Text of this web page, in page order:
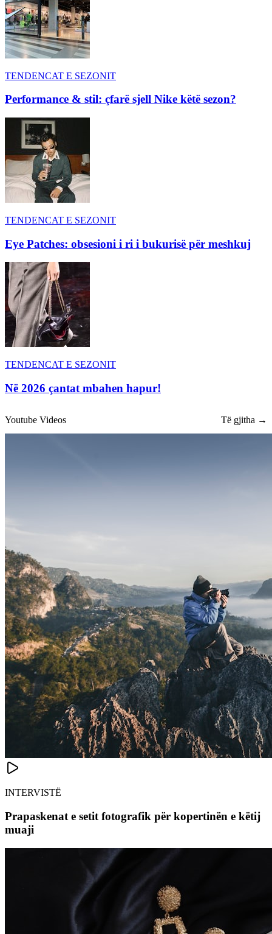
TENDENCAT E SEZONIT
Performance & stil: çfarë sjell Nike këtë sezon?
TENDENCAT E SEZONIT
Eye Patches: obsesioni i ri i bukurisë për meshkuj
TENDENCAT E SEZONIT
Në 2026 çantat mbahen hapur!
Youtube Videos Të gjitha →
INTERVISTË
Prapaskenat e setit fotografik për kopertinën e këtij
muaji